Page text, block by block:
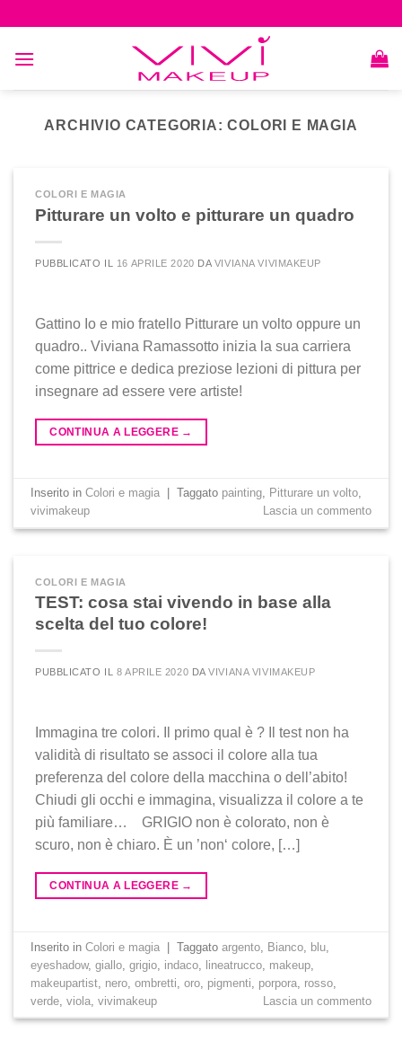
content
ARCHIVIO CATEGORIA:COLORI E MAGIA
COLORI E MAGIA
Pitturare un volto e pitturare un quadro
PUBBLICATO IL 16 APRILE 2020 DA VIVIANA VIVIMAKEUP
Gattino Io e mio fratello Pitturare un volto oppure un
quadro.. Viviana Ramassotto inizia la sua carriera
come pittrice e dedica preziose lezioni di pittura per
insegnare ad essere vere artiste!
CONTINUA A LEGGERE →
Inserito inColori e magia Taggato painting Pitturare un volto
vivimakeup
Lascia un commento
COLORI E MAGIA
TEST: cosa stai vivendo in base alla
scelta del tuo colore!
PUBBLICATO IL 8 APRILE 2020 DAVIVIANA VIVIMAKEUP
Immagina tre colori. Il primo qual è ? Il test non ha
validità di risultato se associ il colore alla tua
preferenza del colore della macchina o dell’abito!
Chiudi gli occhi e immagina, visualizza il colore a te
più familiare… GRIGIO non è colorato, non è
scuro, non è chiaro. È un ’non‘ colore, […]
CONTINUA A LEGGERE →
Inserito inColori e magia | Taggatoargento Bianco blu
eyeshadow,giallo ,grigio indaco lineatrucco makeup
makeupartist nero ,ombretti ,oro pigmenti porpora rosso
verde ,viola ,vivimakeup Lascia un commento